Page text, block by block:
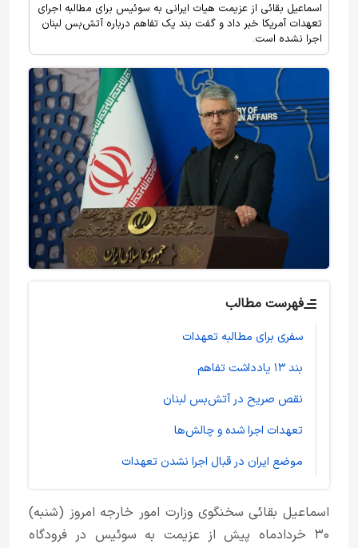
اسماعیل بقائی از عزیمت هیات ایرانی به سوئیس برای مطالبه اجرای
تعهدات آمریکا خبر داد و گفت بند یک تفاهم درباره آتش‌بس لبنان
اجرا نشده است.
فهرست مطالب
سفری برای مطالبه تعهدات
بند ۱۳ یادداشت تفاهم
نقص صریح در آتش‌بس لبنان
تعهدات اجرا شده و چالش‌ها
موضع ایران در قبال اجرا نشدن تعهدات
اسماعیل بقائی سخنگوی وزارت امور خارجه امروز (شنبه)
۳۰ خردادماه پیش از عزیمت به سوئیس در فرودگاه